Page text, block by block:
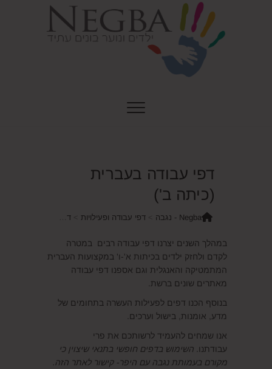
דפי עבודה בעברית
(כיתה ב')
Negba - נגבה דפי עבודה ופעילויות דפי עבודה
במהלך השנים יצרנו דפי עבודה רבים במטרה
לקדם ולחזק ילדים בכיתות א'-ו' במקצועות העברית
המתמטיקה והאנגלית וגם אספנו דפי עבודה
מאתרים שונים ברשת.
בנוסף הכנו דפים לפעילות העשרה בתחומים של
מדע, אומנות, בישול וערכים.
אנו שמחים להעמיד לרשותכם את פרי
עבודתנו. השימוש בדפים חופשי בתנאי שיצוין כי
מקורם בעמותת נגבה עם היפר- קישור לאתר הזה.